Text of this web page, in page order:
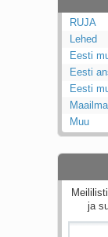
RUJA
Lehed
Eesti
Eesti
Eesti
Muu
ja